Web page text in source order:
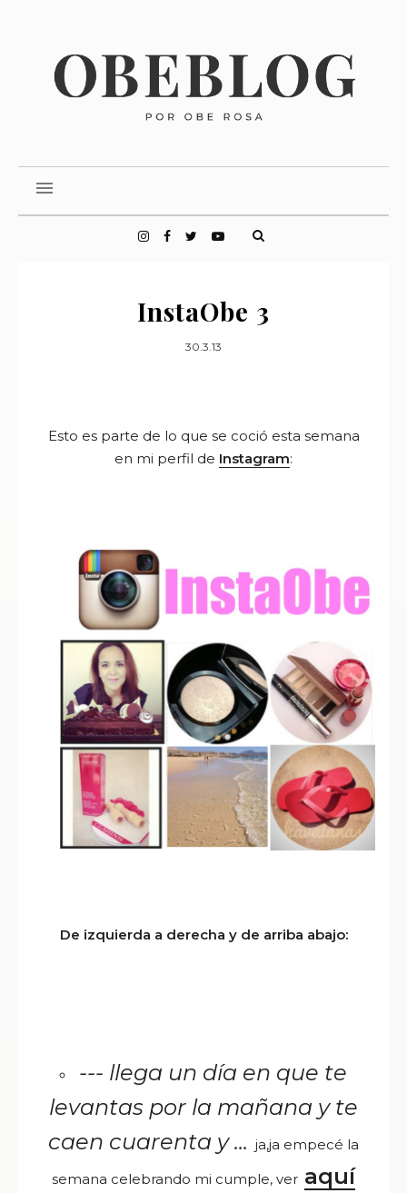
InstaObe 3
30.3.13
Esto es parte de lo que se coció esta semana
en mi perfil de Instagram:
De izquierda a derecha y de arriba abajo:
--- llega un día en que te
levantas por la mañana y te
caen cuarenta y ... ja,ja empecé la
semana celebrando mi cumple, ver aquí